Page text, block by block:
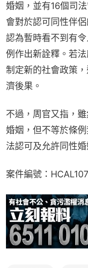
婚姻，並有16個司
會對於認可同性伴
認為暫時看不到有
例作出新詮釋。若
制定新的社會政策
濟後果。
不過，周官又指，
婚姻，但不等於條
法認可及允許同性婚
案件編號：